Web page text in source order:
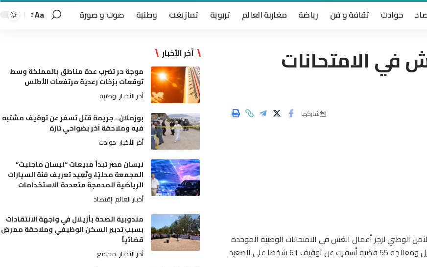
حوادث ثقافة و فن رياضة مغاربة العالم تربوية تمازيغت وطنية صوت و صورة Aa
في الامتحانات
شاركها
الوطني لزجر أعمال الغش في الامتحانات الوطنية الموحدة
للباكالوريا، التي تم تنظيمها أيام 27 و28 ماي الجاري، عن تسجيل ومعالجة 55 قضية أسفرت عن توقيف 61 شخصا على الصعيد
أخر الأخبار
موجة حر تضرب عدة مناطق بالمملكة وسط
توقعات بزخات رعدية مرتفعات الأطلس
أخر الأخبار وطنية
بوزملان.. جريمة قتل تسفر عن توقيف مشتبه
فيه وملاحقة آخر بضواحي تازة
أخر الأخبار حوادث
نيسان مصر تبدأ مبيعات “نيسان ماجنيت”
المجمعة محليًا، وتُعِيد تعريف فئة السيارات
الرياضية المدمجة متعددة الاستخدامات
أخبار العالم إقتصاد
مندوبية الصحة بأزيلال في واجهة الانتقادات
بسبب تدبير السكن الوظيفي وملاحقة ممرض
قضائياً
أخر الأخبار مجتمع